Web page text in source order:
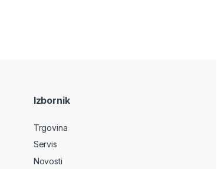
Izbornik
Trgovina
Servis
Novosti